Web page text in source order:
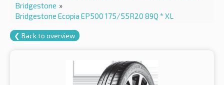
Bridgestone »
Bridgestone Ecopia EP500 175/55R20 89Q * XL
❮ Back to overview